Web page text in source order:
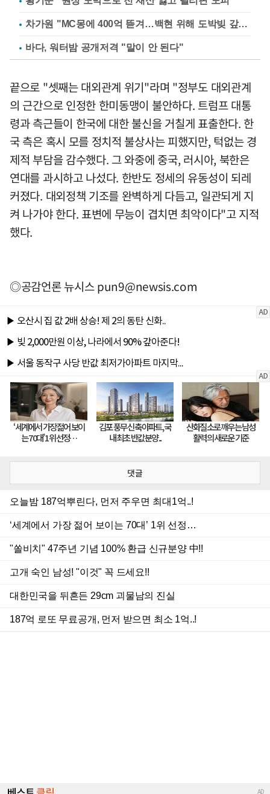
차가원 "MC몽에 400억 뜯겨…백현 위해 도박빚 갚아줘"
바다, 워터밤 공개저격 "말이 안 된다"
끝으로 "셋째는 대외관계 위기"라며 "정부도 대외관계
의 근간으로 인정한 한미동맹이 불안하다. 트럼프 대통
령과 측근들이 한국에 대한 불신을 거칠게 표출한다. 한
국 측은 혹시 모를 정치적 불상사는 피했지만, 턱없는 경
제적 부담을 감수했다. 그 와중에 중국, 러시아, 북한은
연대를 과시하고 나섰다. 한반도 정세의 유동성이 되레
커졌다. 대외정책 기조를 완벽하게 다듬고, 일관되게 지
켜 나가야 한다. 표변에 무능이 겹치면 최악이다"고 지적
했다.
◎공감언론 뉴시스pun9@newsis.com
댓글